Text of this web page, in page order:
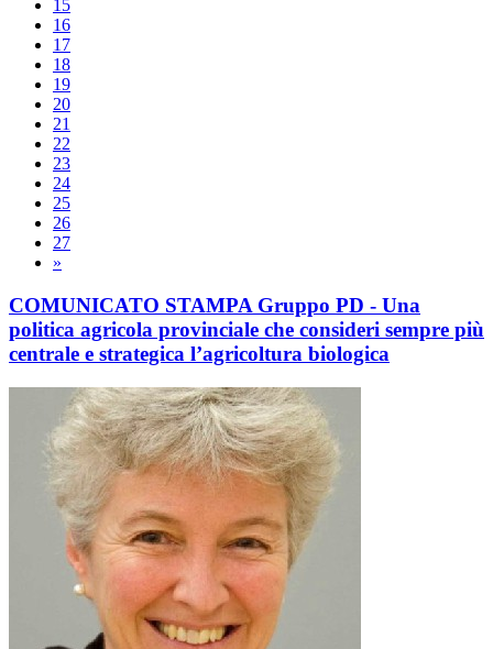
15
16
17
18
19
20
21
22
23
24
25
26
27
»
COMUNICATO STAMPA Gruppo PD - Una
politica agricola provinciale che consideri sempre più
centrale e strategica l’agricoltura biologica